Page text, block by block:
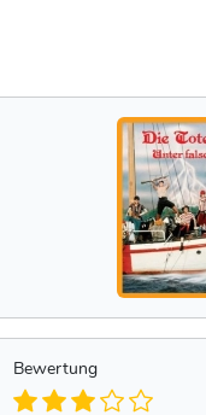
Bewertung